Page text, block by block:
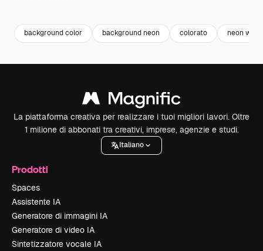
background color background neon colorato neon
La piattaforma creativa per realizzare i tuoi migliori lavori. Oltre
1 milione di abbonati tra creativi, imprese, agenzie e studi.
Italiano
Prodotti
Spaces
Assistente IA
Generatore di immagini IA
Generatore di video IA
Sintetizzatore vocale IA